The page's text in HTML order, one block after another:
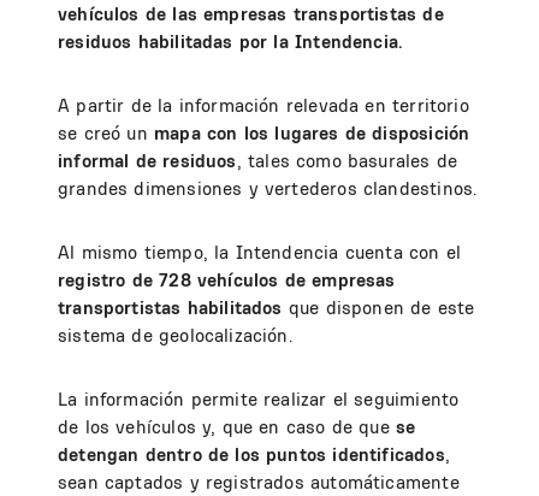
vehículos de las empresas transportistas de
residuos habilitadas por la Intendencia.
A partir de la información relevada en territorio
se creó un mapa con los lugares de disposición
informal de residuos, tales como basurales de
grandes dimensiones y vertederos clandestinos.
Al mismo tiempo, la Intendencia cuenta con el
registro de 728 vehículos de empresas
transportistas habilitados que disponen de este
sistema de geolocalización.
La información permite realizar el seguimiento
de los vehículos y, que en caso de quese
detengan dentro de los puntos identificados,
sean captados y registrados automáticamente